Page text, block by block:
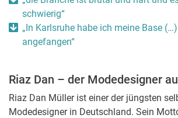
schwierig“
„In Karlsruhe habe ich meine Base
angefangen“
Riaz Dan – der Modedesigner
Riaz Dan Müller ist einer der jüngsten
Modedesigner in Deutschland. Sein